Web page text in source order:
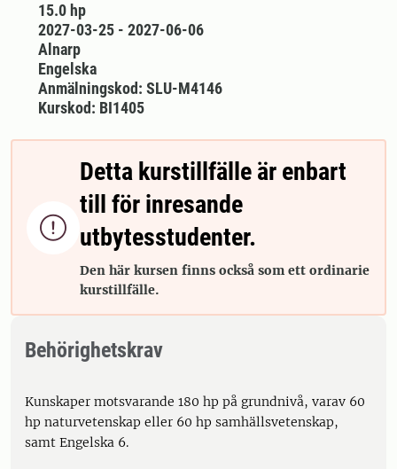
15.0 hp
2027-03-25 - 2027-06-06
Alnarp
Engelska
Anmälningskod: SLU-M4146
Kurskod: BI1405

Detta kurstillfälle är enbart
till för inresande
utbytesstudenter.
Den här kursen finns också som ett ordinarie
kurstillfälle.
Behörighetskrav
Kunskaper motsvarande 180 hp på grundnivå, varav 60
hp naturvetenskap eller 60 hp samhällsvetenskap,
samt Engelska 6.